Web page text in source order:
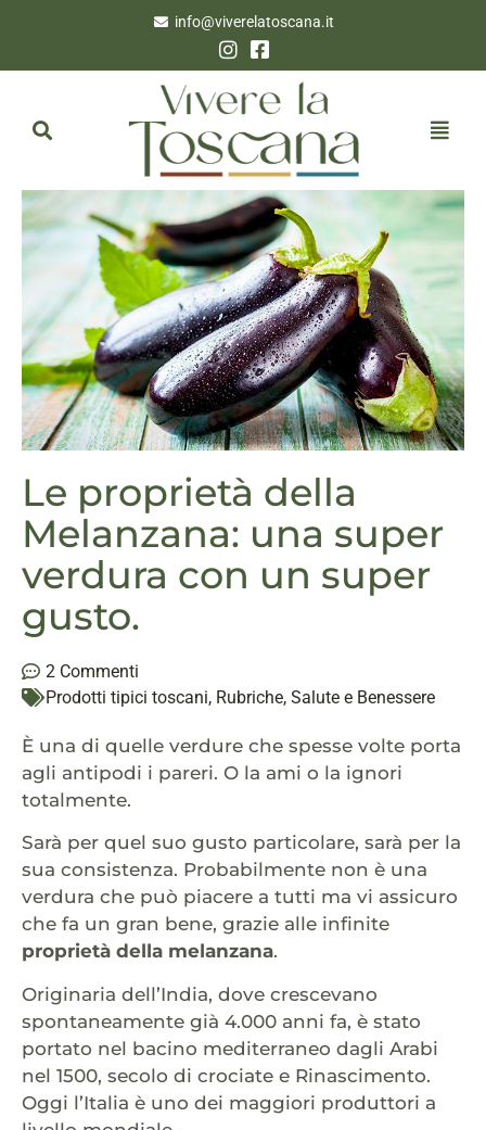
info@viverelatoscana.it
Le proprietà della
Melanzana: una super
verdura con un super
gusto.
2 Commenti
Prodotti tipici toscani, Rubriche, Salute e Benessere
È una di quelle verdure che spesse volte porta
agli antipodi i pareri. O la ami o la ignori
totalmente.
Sarà per quel suo gusto particolare, sarà per la
sua consistenza. Probabilmente non è una
verdura che può piacere a tutti ma vi assicuro
che fa un gran bene, grazie alle infinite
proprietà della melanzana.
Originaria dell’India, dove crescevano
spontaneamente già 4.000 anni fa, è stato
portato nel bacino mediterraneo dagli Arabi
nel 1500, secolo di crociate e Rinascimento.
Oggi l’Italia è uno dei maggiori produttori a